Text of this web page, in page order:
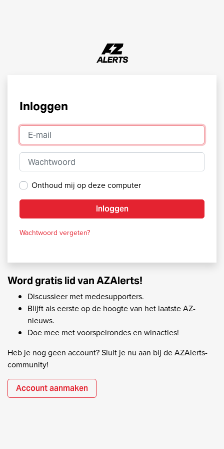
Inloggen
E-mail
Wachtwoord
Onthoud mij op deze computer
Inloggen
Wachtwoord vergeten?
Word gratis lid van AZAlerts!
Discussieer met medesupporters.
Blijft als eerste op de hoogte van het laatste AZ-
nieuws.
Doe mee met voorspelrondes en winacties!
Heb je nog geen account? Sluit je nu aan bij de AZAlerts-
community!
Account aanmaken